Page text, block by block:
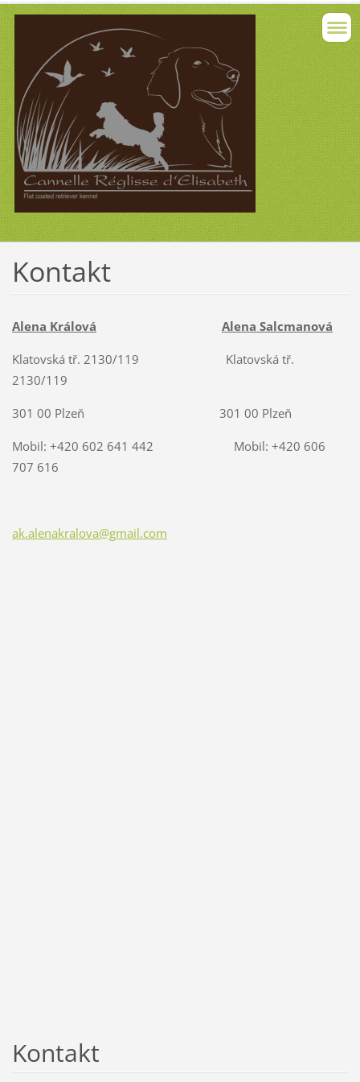
Kontakt
Alena Králová Alena Salcmanová
Klatovská tř. 2130/119 Klatovská tř.
2130/119
301 00 Plzeň 301 00 Plzeň
Mobil: +420 602 641 442 Mobil: +420 606
707 616
ak.alenakralova@gmail.com
Kontakt